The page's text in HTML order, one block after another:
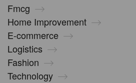
Fmcg
Home Improvement
E-commerce
Logistics
Fashion
Technology